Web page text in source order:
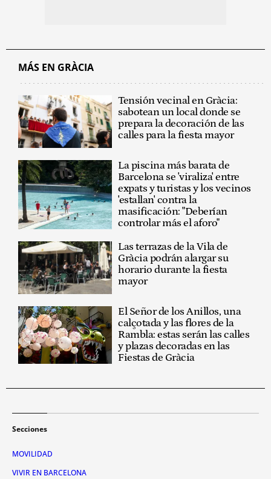
MÁS EN GRÀCIA
Tensión vecinal en Gràcia:
sabotean un local donde se
prepara la decoración de las
calles para la fiesta mayor
La piscina más barata de
Barcelona se 'viraliza' entre
expats y turistas y los vecinos
'estallan' contra la
masificación: "Deberían
controlar más el aforo"
Las terrazas de la Vila de
Gràcia podrán alargar su
horario durante la fiesta
mayor
El Señor de los Anillos, una
calçotada y las flores de la
Rambla: estas serán las calles
y plazas decoradas en las
Fiestas de Gràcia
Secciones
MOVILIDAD
VIVIR EN BARCELONA